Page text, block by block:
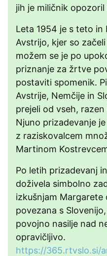
jih je miličnik
Leta 1954 je s teto
Avstrijo, kjer so
možem se je po
priznanje za žrtve
postaviti spomenik.
Avstrije, Nemčije in
prejeli od vseh,
Njuno prizadevanje
z raziskovalcem
Martinom
Po letih prizadevanj
doživela simbolno
izkušnjam Margarete
povezana s
povojno nasilje nad
opravičljivo.
https://365.rtvslo.si/